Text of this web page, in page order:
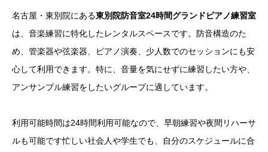
名古屋・東別院にある東別院防音室24時間グランドピアノ練習室
は、音楽練習に特化したレンタルスペースです。防音構造のた
め、管楽器や弦楽器、ピアノ演奏、少人数でのセッションにも安
心して利用できます。特に、音量を気にせずに練習したい方や、
アンサンブル練習をしたいグループに適しています。
利用可能時間は24時間利用可能なので、早朝練習や夜間リハーサ
ルも可能です忙しい社会人や学生でも、自分のスケジュールに合